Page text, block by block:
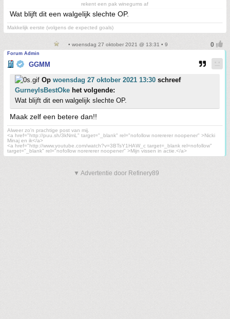
rekent een pak winegums af
Wat blijft dit een walgelijk slechte OP.
Makkelijk eerste (volgens de expected goals)
• woensdag 27 oktober 2021 @ 13:31 • 9
Forum Admin
GGMM
Op woensdag 27 oktober 2021 13:30 schreef
GurneyIsBestOke het volgende:
Wat blijft dit een walgelijk slechte OP.
Maak zelf een betere dan!!
Alweer zo'n prachtige post van mij.
<a href="http://puu.sh/3kNmL" target="_blank" rel="nofollow norererer noopener" >Nicki
Minaj en ik</a>
<a href="http://www.youtube.com/watch?v=3BTsY1HAW_c target=_blank rel=nofollow"
target="_blank" rel="nofollow norererer noopener" >Mijn vissen in actie.</a>
▼ Advertentie door Refinery89